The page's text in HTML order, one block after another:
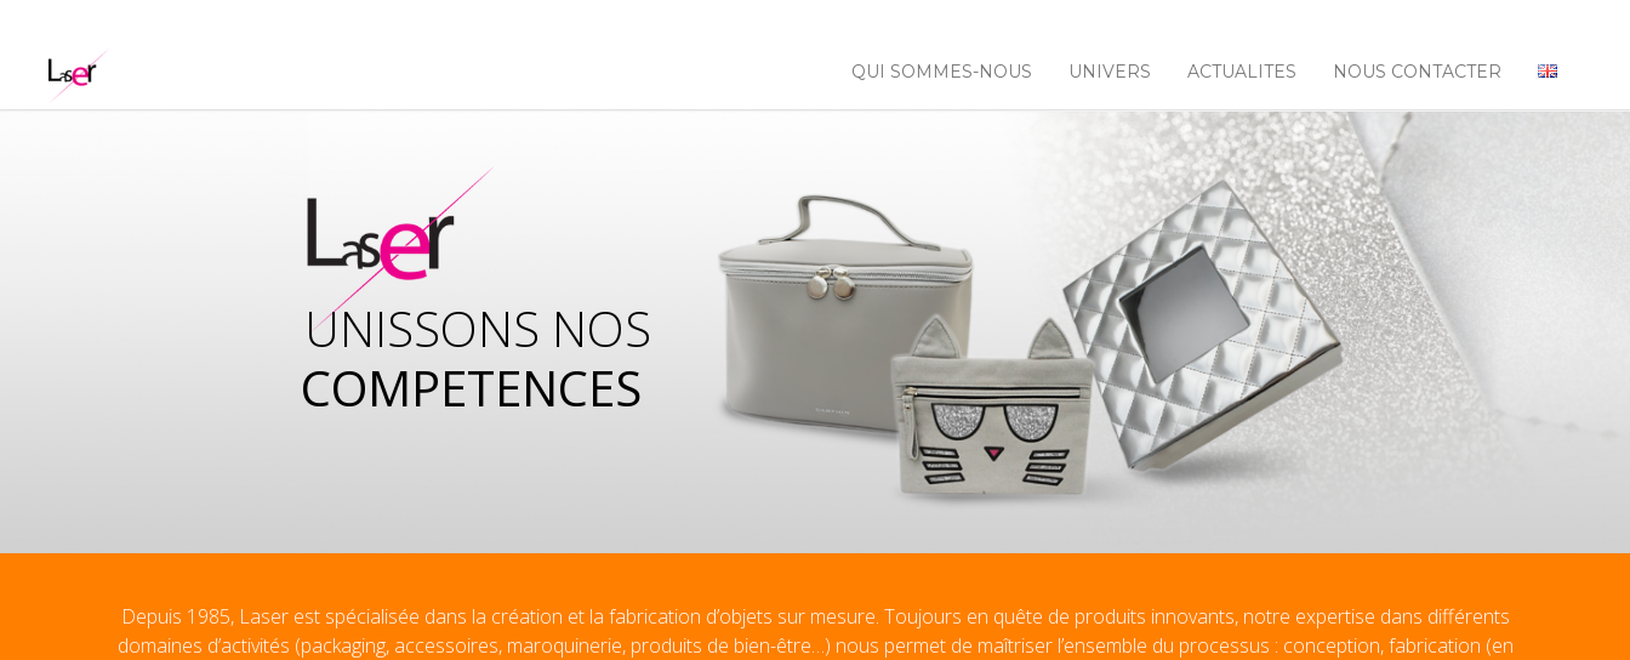
QUI SOMMES-NOUS UNIVERS ACTUALITES NOUS CONTACTER
COMPETENCES
UNISSONS NOS
Depuis 1985, Laser est spécialisée dans la création et la fabrication d’objets sur mesure. Toujours en quête de produits innovants, notre expertise dans différents
domaines d’activités (packaging, accessoires, maroquinerie, produits de bien-être…) nous permet de maîtriser l’ensemble du processus : conception, fabrication (en